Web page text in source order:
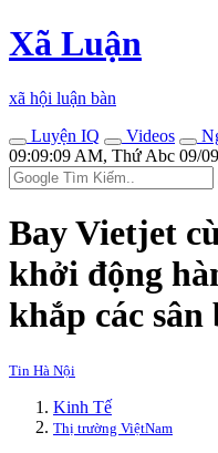
Xã Luận
xã hội luận bàn
Luyện IQ
Videos
09:09:09 AM, Thứ Abc 09/
Bay Vietjet
khởi động
khắp các sân
Tin Hà Nội
Kinh Tế
Thị trường ViệtNam